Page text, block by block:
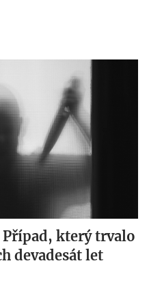
který trvalo
devadesát let